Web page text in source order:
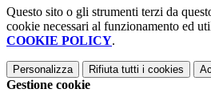
Questo sito o gli strumenti terzi da
cookie necessari al funzionamento ed
COOKIE POLICY.
Personalizza Rifiuta tutti i cookies
Gestione cookie